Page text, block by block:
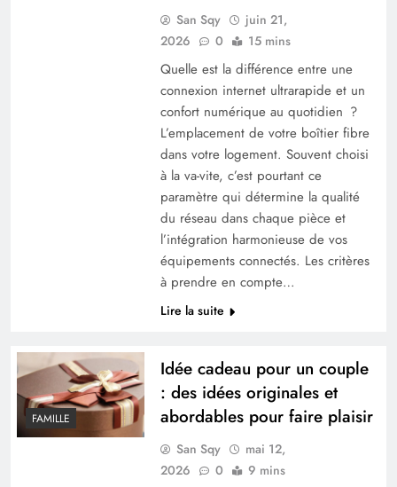
Riz moelleux et savoureux, maîtrisez la cuisson
Combien de calories par jour pour maigrir
San Sqy
juin 21,
2026
0 15 mins
Quelle est la différence entre une
connexion internet ultrarapide et un
confort numérique au quotidien ?
L’emplacement de votre boîtier fibre
dans votre logement. Souvent choisi
à la va-vite, c’est pourtant ce
paramètre qui détermine la qualité
du réseau dans chaque pièce et
l’intégration harmonieuse de vos
équipements connectés. Les critères
à prendre en compte…
Lire la suite
FAMILLE
Idée cadeau pour un couple
: des idées originales et
abordables pour faire plaisir
San Sqy
mai 12,
2026
0 9 mins